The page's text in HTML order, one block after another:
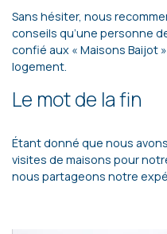
Sans hésiter, nous
conseils qu’une personne
confié aux « Maisons Baijot
logement.
Le mot de la fin
Étant donné que nous
visites de maisons pour
nous partageons notre